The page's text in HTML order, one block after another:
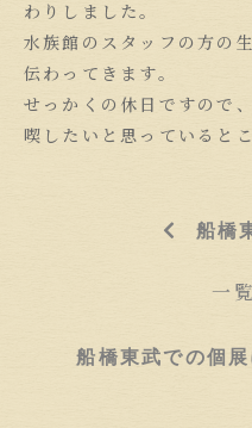
わりしました。
水族館のスタッフの方の
伝わってきます。
せっかくの休日ですので
喫したいと思っているとこ
船橋
一
船橋東武での個